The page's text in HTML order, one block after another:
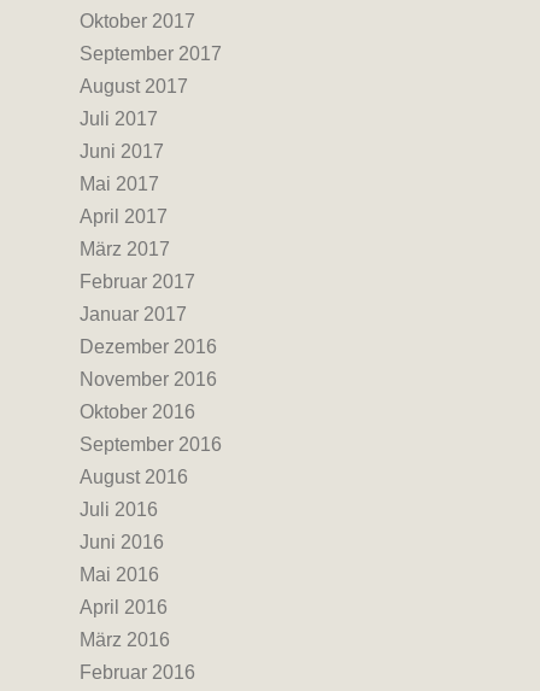
Oktober 2017
September 2017
August 2017
Juli 2017
Juni 2017
Mai 2017
April 2017
März 2017
Februar 2017
Januar 2017
Dezember 2016
November 2016
Oktober 2016
September 2016
August 2016
Juli 2016
Juni 2016
Mai 2016
April 2016
März 2016
Februar 2016